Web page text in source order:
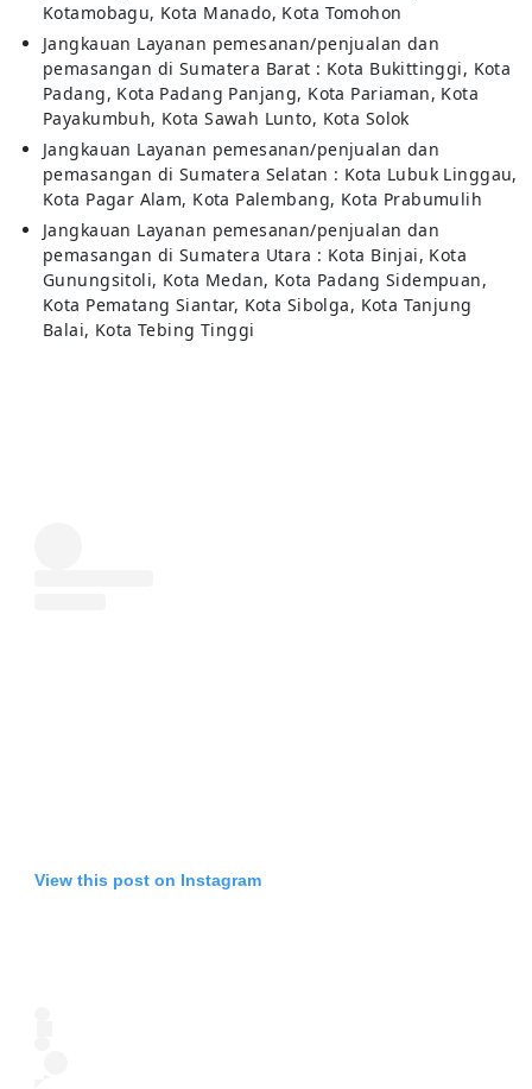
Kotamobagu, Kota Manado, Kota Tomohon
Jangkauan Layanan pemesanan/penjualan dan
pemasangan di Sumatera Barat : Kota Bukittinggi, Kota
Padang, Kota Padang Panjang, Kota Pariaman, Kota
Payakumbuh, Kota Sawah Lunto, Kota Solok
Jangkauan Layanan pemesanan/penjualan dan
pemasangan di Sumatera Selatan : Kota Lubuk Linggau,
Kota Pagar Alam, Kota Palembang, Kota Prabumulih
Jangkauan Layanan pemesanan/penjualan dan
pemasangan di Sumatera Utara : Kota Binjai, Kota
Gunungsitoli, Kota Medan, Kota Padang Sidempuan,
Kota Pematang Siantar, Kota Sibolga, Kota Tanjung
Balai, Kota Tebing Tinggi
View this post on Instagram